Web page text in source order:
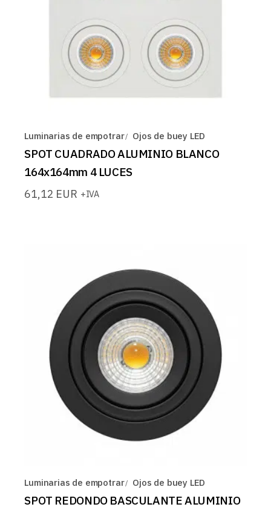
Luminarias de empotrar Ojos de buey LED
SPOT CUADRADO ALUMINIO BLANCO
164x164mm 4 LUCES
61,12 EUR +IVA
Luminarias de empotrar Ojos de buey LED
SPOT REDONDO BASCULANTE ALUMINIO